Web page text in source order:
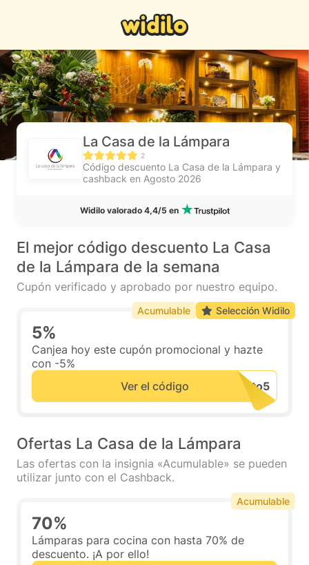
La Casa de la Lámpara
2
Código descuento La Casa de la Lámpara y
cashback en Agosto 2026
Widilo valorado 4,4/5 en
El mejor código descuento La Casa
de la Lámpara de la semana
Cupón verificado y aprobado por nuestro equipo.
5%
Canjea hoy este cupón promocional y hazte
con -5%
Ver el código
Acumulable Selección Widilo
Ofertas La Casa de la Lámpara
Las ofertas con la insignia «Acumulable» se pueden
utilizar junto con el Cashback.
70%
Lámparas para cocina con hasta 70% de
descuento. ¡A por ello!
Acumulable